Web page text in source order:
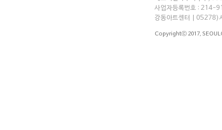
사업자등록번호 :
강동아트센터 | 05278)
Copyrightⓒ 2017,